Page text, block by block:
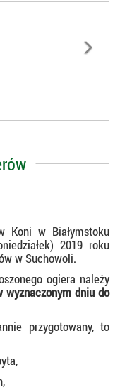
Koni w Białymstoku
2019 roku
w Suchowoli.
ogiera należy
wyznaczonym dniu do
przygotowany, to